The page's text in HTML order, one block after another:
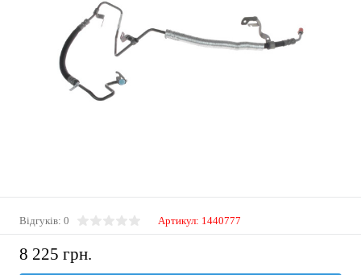
Відгуків: 0 Артикул: 1440777
8 225 грн.